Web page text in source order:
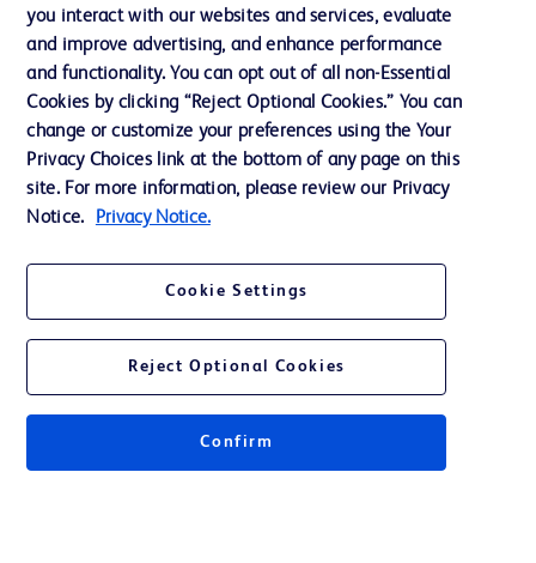
Dział wsparcia
Skontaktuj się z nami
Preferencje dotyczące plików cookie
Prywatność
© 2026 BD. Wszelkie prawa zastrzeżone. BD i logo BD są znakami
towarowymi spółki Becton, Dickinson and Company. Wszelkie pozostałe
znaki towarowe są własnością odpowiednich właścicieli.
you interact with our websites and services, evaluate
and improve advertising, and enhance performance
and functionality. You can opt out of all non-Essential
Cookies by clicking “Reject Optional Cookies.” You can
change or customize your preferences using the Your
Privacy Choices link at the bottom of any page on this
site. For more information, please review our Privacy
Notice.
Privacy Notice.
Cookie Settings
Reject Optional Cookies
Confirm